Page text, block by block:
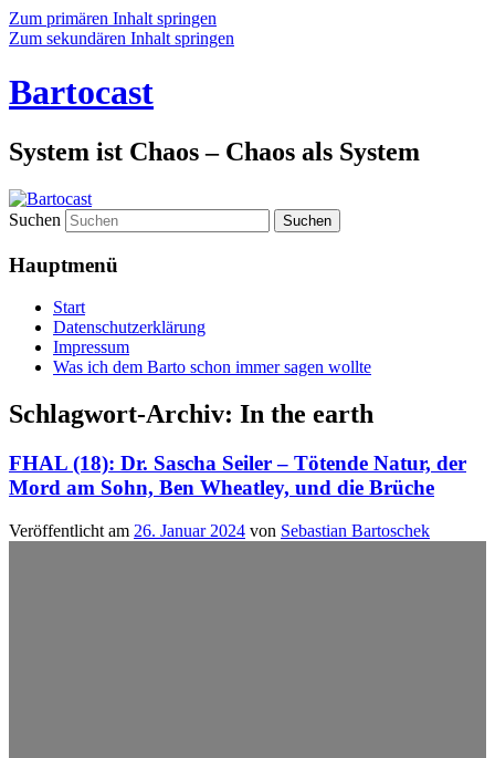
Zum primären Inhalt springen
Zum sekundären Inhalt springen
Bartocast
System ist Chaos – Chaos als System
Suchen
Hauptmenü
Start
Datenschutzerklärung
Impressum
Was ich dem Barto schon immer sagen wollte
Schlagwort-Archiv: In the earth
FHAL (18): Dr. Sascha Seiler – Tötende Natur, der
Mord am Sohn, Ben Wheatley, und die Brüche
Veröffentlicht am 26. Januar 2024 von Sebastian Bartoschek